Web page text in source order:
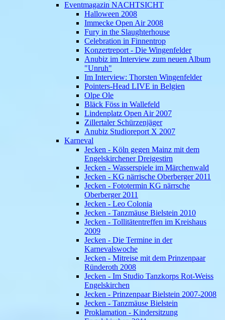
Eventmagazin NACHTSICHT
Halloween 2008
Immecke Open Air 2008
Fury in the Slaughterhouse
Celebration in Finnentrop
Konzertreport - Die Wingenfelder
Anubiz im Interview zum neuen Album
"Unruh"
Im Interview: Thorsten Wingenfelder
Pointers-Head LIVE in Belgien
Olpe Ole
Bläck Föss in Wallefeld
Lindenplatz Open Air 2007
Zillertaler Schürzenjäger
Anubiz Studioreport X 2007
Karneval
Jecken - Köln gegen Mainz mit dem
Engelskirchener Dreigestirn
Jecken - Wasserspiele im Märchenwald
Jecken - KG närrische Oberberger 2011
Jecken - Fototermin KG närrsche
Oberberger 2011
Jecken - Leo Colonia
Jecken - Tanzmäuse Bielstein 2010
Jecken - Tollitätentreffen im Kreishaus
2009
Jecken - Die Termine in der
Karnevalswoche
Jecken - Mitreise mit dem Prinzenpaar
Ründeroth 2008
Jecken - Im Studio Tanzkorps Rot-Weiss
Engelskirchen
Jecken - Prinzenpaar Bielstein 2007-2008
Jecken - Tanzmäuse Bielstein
Proklamation - Kindersitzung